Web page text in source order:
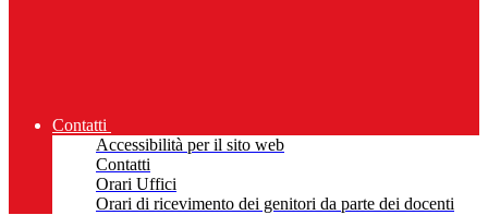
Contatti
Accessibilità per il sito web
Contatti
Orari Uffici
Orari di ricevimento dei genitori da parte dei docenti